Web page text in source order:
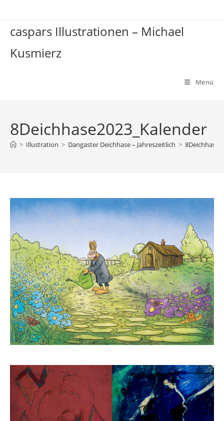
springen
caspars Illustrationen – Michael
Kusmierz
Menü
8Deichhase2023_Kalender
> Illustration > Dangaster Deichhase – Jahreszeitlich >